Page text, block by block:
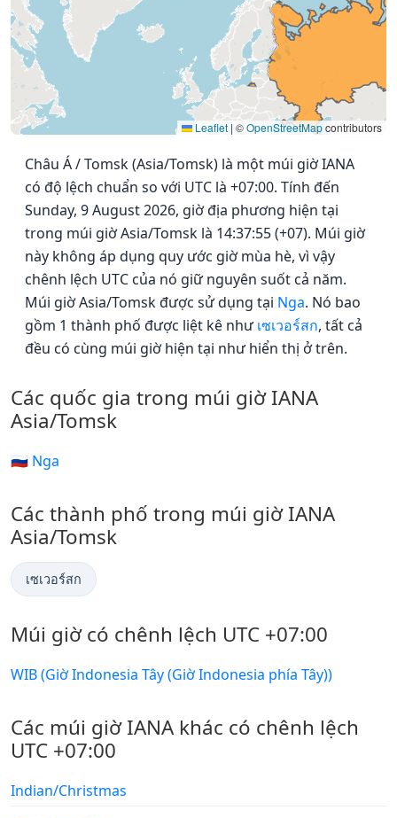
Leaflet | ©OpenStreetMapcontributors
Châu Á / Tomsk (Asia/Tomsk) là một múi giờ IANA
có độ lệch chuẩn so với UTC là +07:00. Tính đến
Sunday, 9 August 2026, giờ địa phương hiện tại
trong múi giờ Asia/Tomsk là 14:37:55 (+07). Múi giờ
này không áp dụng quy ước giờ mùa hè, vì vậy
chênh lệch UTC của nó giữ nguyên suốt cả năm.
Múi giờ Asia/Tomsk được sử dụng tại Nga. Nó bao
gồm 1 thành phố được liệt kê nhưเซเวอร์สก, tất cả
đều có cùng múi giờ hiện tại như hiển thị ở trên.
Các quốc gia trong múi giờ IANA
Asia/Tomsk
🇷🇺 Nga
Các thành phố trong múi giờ IANA
Asia/Tomsk
เซเวอร์สก
Múi giờ có chênh lệch UTC +07:00
WIB (Giờ Indonesia Tây (Giờ Indonesia phía Tây))
Các múi giờ IANA khác có chênh lệch
UTC +07:00
Indian/Christmas